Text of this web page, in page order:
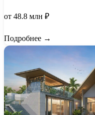
от 48.8 млн ₽
Подробнее →